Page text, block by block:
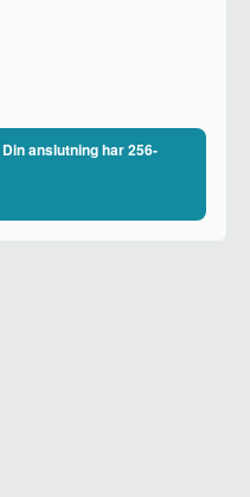
anslutning har 256-